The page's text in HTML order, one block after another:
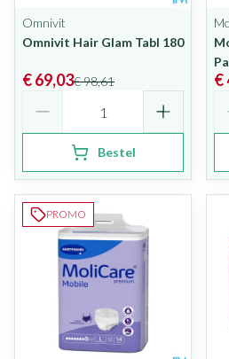
Omnivit
Omnivit Hair Glam Tabl 180
€ 98,61
€ 69,03
Bestel
€
PROMO